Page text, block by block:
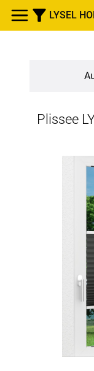
LYSEL
Plissee